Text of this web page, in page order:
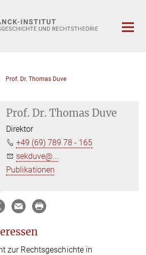
Prof. Dr. Thomas Duve
Prof. Dr. Thomas Duve
Direktor
+49 (69) 789 78 - 165
sekduve@...
Publikationen
zur Rechtsgeschichte in